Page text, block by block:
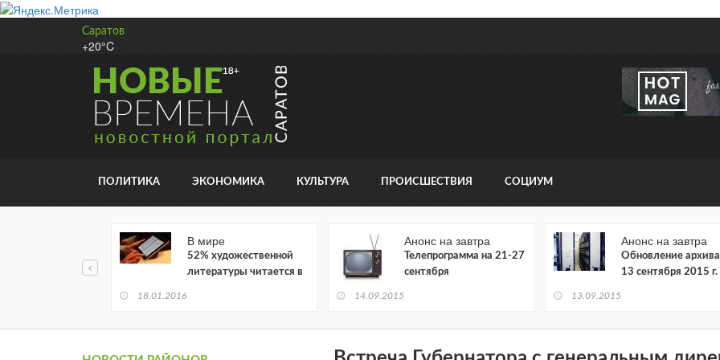
Саратов
+20°C
ПОЛИТИКА ЭКОНОМИКА КУЛЬТУРА ПРОИСШЕСТВИЯ СОЦИУМ
В мире
52% художественной
литературы читается в
18.01.2016
Анонс на завтра
Телепрограмма на 21-27
сентября
14.09.2015
Анонс на завтра
Обновление архива
13 сентября 2015 г.
13.09.2015